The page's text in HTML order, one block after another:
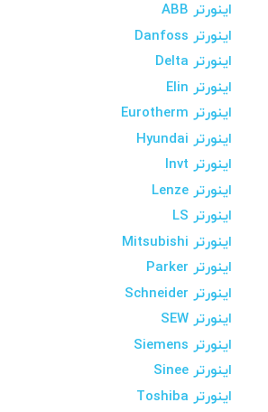
اینورتر ABB
اینورتر Danfoss
اینورتر Delta
اینورتر Elin
اینورتر Eurotherm
اینورتر Hyundai
اینورتر Invt
اینورتر Lenze
اینورتر LS
اینورتر Mitsubishi
اینورتر Parker
اینورتر Schneider
اینورتر SEW
اینورتر Siemens
اینورتر Sinee
اینورتر Toshiba